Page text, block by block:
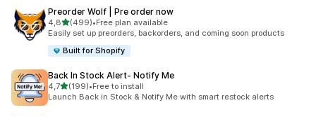
Preorder Wolf | Pre order now
4,8na 5 gwiazdek
(499)
Łączna liczba recenzji: 499
•Free plan available
Easily set up preorders, backorders, and coming soon products
Built for Shopify
Back In Stock Alert‑ Notify Me
4,7na 5 gwiazdek
(199)
Łączna liczba recenzji: 199
•Free to install
Launch Back in Stock & Notify Me with smart restock alerts